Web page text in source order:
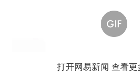
打开网易新闻 查看更